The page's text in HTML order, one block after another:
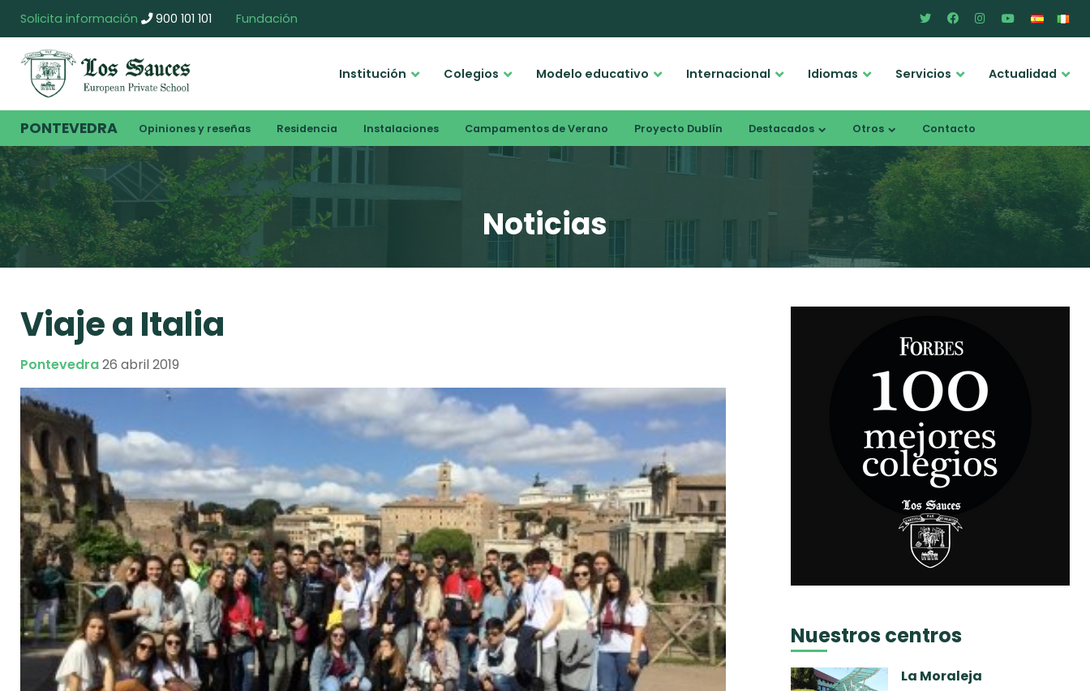
Solicita información 900 101 101 Fundación
Institución Colegios Modelo educativo Internacional Idiomas Servicios Actualidad
PONTEVEDRA Opiniones y reseñas Residencia Instalaciones Campamentos de Verano Proyecto Dublín Destacados Otros Contacto
Noticias
Viaje a Italia
Pontevedra26 abril 2019
Nuestros centros
La Moraleja